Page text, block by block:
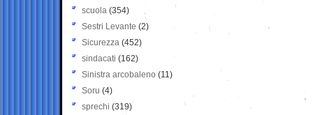
scuola (354)
Sestri Levante (2)
Sicurezza (452)
sindacati (162)
Sinistra arcobaleno (11)
Soru (4)
sprechi (319)